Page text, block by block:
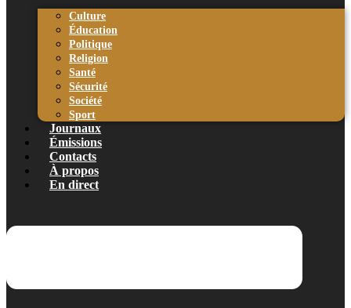
Culture
Éducation
Politique
Religion
Santé
Sécurité
Société
Sport
Journaux
Émissions
Contacts
À propos
En direct